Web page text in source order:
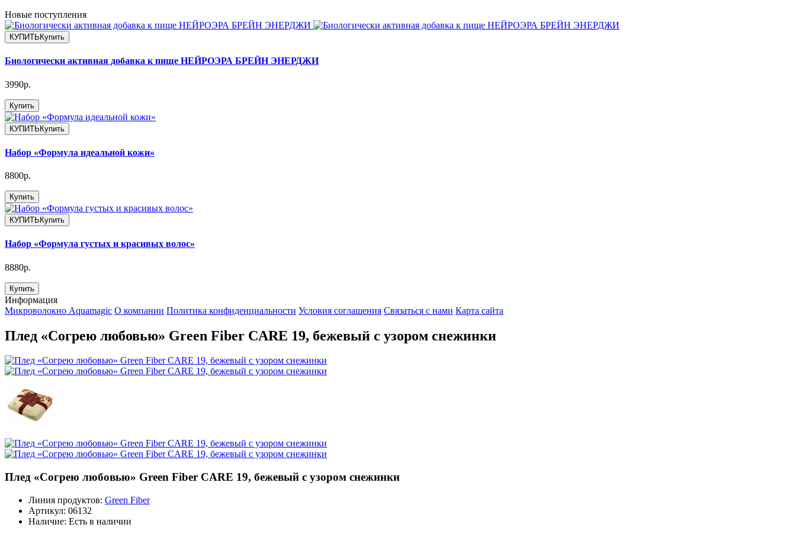
Новые поступления
КУПИТЬ Купить
Биологически активная добавка к пище НЕЙРОЭРА БРЕЙН ЭНЕРДЖИ
3990р.
Купить
КУПИТЬКупить
Набор «Формула идеальной кожи»
8800р.
Купить
КУПИТЬ Купить
Набор «Формула густых и красивых волос»
8880р.
Купить
Информация
Микроволокно Aquamagic О компании Политика конфиденциальности Условия соглашения Связаться с нами Карта сайта
Плед «Согрею любовью» Green Fiber CARE 19, бежевый с узором снежинки
Плед «Согрею любовью» Green Fiber CARE 19, бежевый с узором снежинки
Линия продуктов: Green Fiber
Артикул: 06132
Наличие: Есть в наличии